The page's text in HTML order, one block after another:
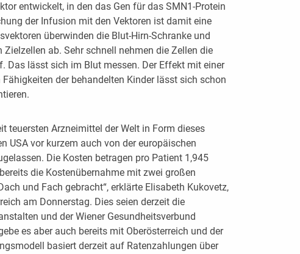
entwickelt, in den das Gen für das SMN1-Protein
der Infusion mit den Vektoren ist damit eine
überwinden die Blut-Hirn-Schranke und
Zielzellen ab. Sehr schnell nehmen die Zellen die
Das lässt sich im Blut messen. Der Effekt mit einer
der behandelten Kinder lässt sich schon
teuersten Arzneimittel der Welt in Form dieses
USA vor kurzem auch von der europäischen
Die Kosten betragen pro Patient 1,945
die Kostenübernahme mit zwei großen
und Fach gebracht“, erklärte Elisabeth Kukovetz,
am Donnerstag. Dies seien derzeit die
und der Wiener Gesundheitsverbund
es aber auch bereits mit Oberösterreich und der
basiert derzeit auf Ratenzahlungen über